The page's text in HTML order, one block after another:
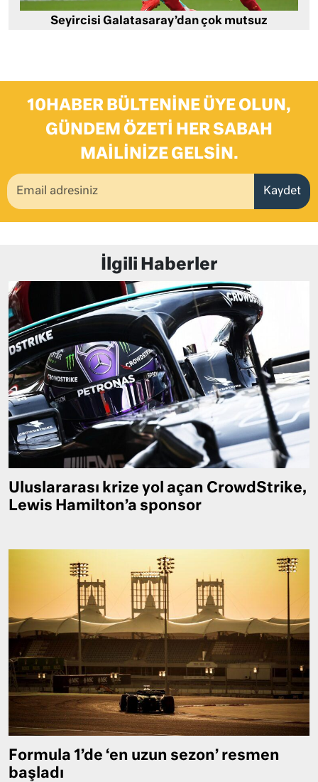
Seyircisi Galatasaray’dan çok mutsuz
10HABER BÜLTENINE ÜYE OLUN,
GÜNDEM ÖZETI HER SABAH
MAILINIZE GELSIN.
Kaydet
İlgili Haberler
Uluslararası krize yol açan CrowdStrike,
Lewis Hamilton’a sponsor
Formula 1’de ‘en uzun sezon’ resmen
başladı